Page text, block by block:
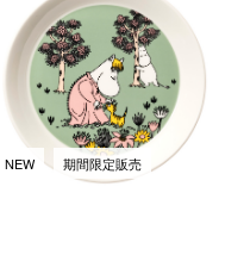
ムーミン クラシック プレート
19cm ラビングケア
￥4,950 (税込)
NEW 期間限定販売